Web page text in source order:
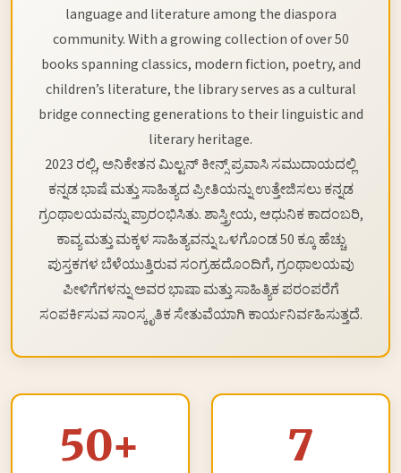
language and literature among the diaspora
community. With a growing collection of over 50
books spanning classics, modern fiction, poetry, and
children’s literature, the library serves as a cultural
bridge connecting generations to their linguistic and
literary heritage.
2023 ರಲ್ಲಿ, ಅನಿಕೇತನ ಮಿಲ್ಟನ್ ಕೀನ್ಸ್ ಪ್ರವಾಸಿ ಸಮುದಾಯದಲ್ಲಿ
ಕನ್ನಡ ಭಾಷೆ ಮತ್ತು ಸಾಹಿತ್ಯದ ಪ್ರೀತಿಯನ್ನು ಉತ್ತೇಜಿಸಲು ಕನ್ನಡ
ಗ್ರಂಥಾಲಯವನ್ನು ಪ್ರಾರಂಭಿಸಿತು. ಶಾಸ್ತ್ರೀಯ, ಆಧುನಿಕ ಕಾದಂಬರಿ,
ಕಾವ್ಯ ಮತ್ತು ಮಕ್ಕಳ ಸಾಹಿತ್ಯವನ್ನು ಒಳಗೊಂಡ 50 ಕ್ಕೂ ಹೆಚ್ಚು
ಪುಸ್ತಕಗಳ ಬೆಳೆಯುತ್ತಿರುವ ಸಂಗ್ರಹದೊಂದಿಗೆ, ಗ್ರಂಥಾಲಯವು
ಪೀಳಿಗೆಗಳನ್ನು ಅವರ ಭಾಷಾ ಮತ್ತು ಸಾಹಿತ್ಯಿಕ ಪರಂಪರೆಗೆ
ಸಂಪರ್ಕಿಸುವ ಸಾಂಸ್ಕೃತಿಕ ಸೇತುವೆಯಾಗಿ ಕಾರ್ಯನಿರ್ವಹಿಸುತ್ತದೆ.
50+ 7